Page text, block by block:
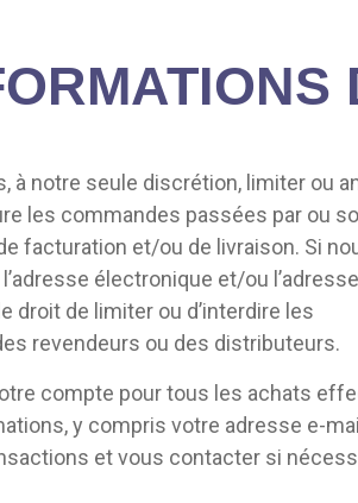
notre seule discrétion, limiter ou
les commandes passées par ou
facturation et/ou de livraison. Si
électronique et/ou
de limiter ou d’interdire les
revendeurs ou des distributeurs.
compte pour tous les achats
y compris votre adresse e-
et vous contacter si